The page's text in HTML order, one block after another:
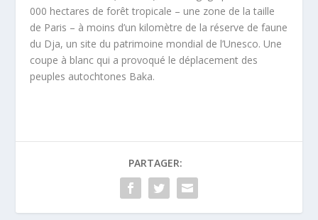
000 hectares de forêt tropicale – une zone de la taille
de Paris – à moins d’un kilomètre de la réserve de faune
du Dja, un site du patrimoine mondial de l’Unesco. Une
coupe à blanc qui a provoqué le déplacement des
peuples autochtones Baka.
PARTAGER: